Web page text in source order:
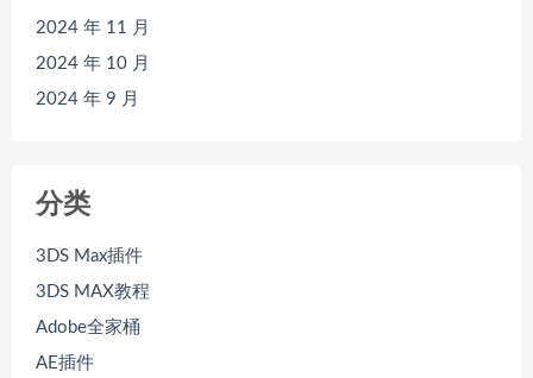
2024 年 11 月
2024 年 10 月
2024 年 9 月
分类
3DS Max插件
3DS MAX教程
Adobe全家桶
AE插件